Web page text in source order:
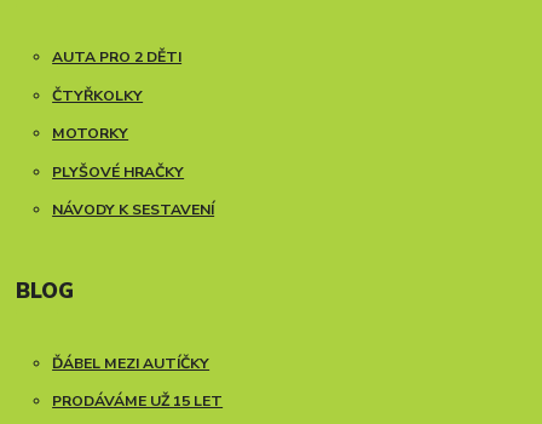
AUTA PRO 2 DĚTI
ČTYŘKOLKY
MOTORKY
PLYŠOVÉ HRAČKY
NÁVODY K SESTAVENÍ
BLOG
ĎÁBEL MEZI AUTÍČKY
PRODÁVÁME UŽ 15 LET